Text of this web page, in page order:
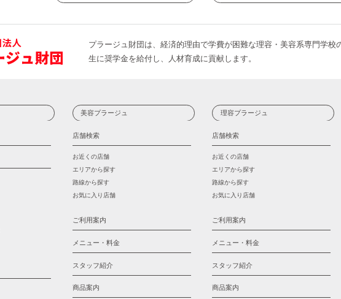
プラージュ財団は、経済的理由で学費が困難な理容・美容系専門学校
生に奨学金を給付し、人材育成に貢献します。
美容プラージュ
店舗検索
お近くの店舗
エリアから探す
路線から探す
お気に入り店舗
ご利用案内
メニュー・料金
スタッフ紹介
商品案内
理容プラージュ
店舗検索
お近くの店舗
エリアから探す
路線から探す
お気に入り店舗
ご利用案内
メニュー・料金
スタッフ紹介
商品案内